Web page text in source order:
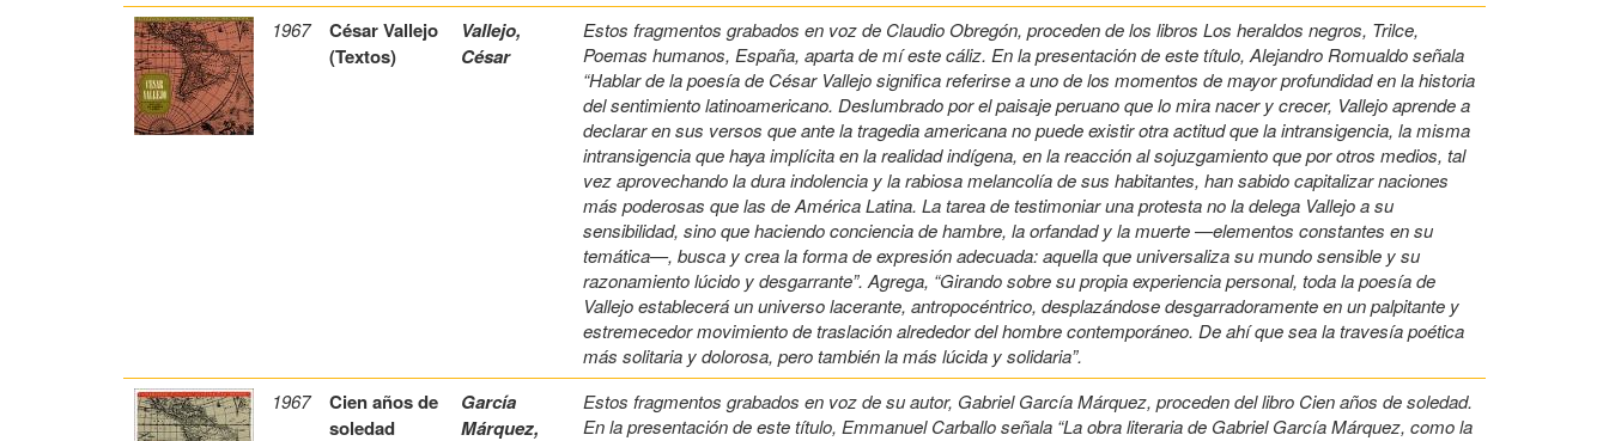
1967
César Vallejo
(Textos)
Vallejo,
César
Estos fragmentos grabados en voz de Claudio Obregón, proceden de los libros Los heraldos negros, Trilce,
Poemas humanos, España, aparta de mí este cáliz. En la presentación de este título, Alejandro Romualdo señala
“Hablar de la poesía de César Vallejo significa referirse a uno de los momentos de mayor profundidad en la historia
del sentimiento latinoamericano. Deslumbrado por el paisaje peruano que lo mira nacer y crecer, Vallejo aprende a
declarar en sus versos que ante la tragedia americana no puede existir otra actitud que la intransigencia, la misma
intransigencia que haya implícita en la realidad indígena, en la reacción al sojuzgamiento que por otros medios, tal
vez aprovechando la dura indolencia y la rabiosa melancolía de sus habitantes, han sabido capitalizar naciones
más poderosas que las de América Latina. La tarea de testimoniar una protesta no la delega Vallejo a su
sensibilidad, sino que haciendo conciencia de hambre, la orfandad y la muerte —elementos constantes en su
temática—, busca y crea la forma de expresión adecuada: aquella que universaliza su mundo sensible y su
razonamiento lúcido y desgarrante”. Agrega, “Girando sobre su propia experiencia personal, toda la poesía de
Vallejo establecerá un universo lacerante, antropocéntrico, desplazándose desgarradoramente en un palpitante y
estremecedor movimiento de traslación alrededor del hombre contemporáneo. De ahí que sea la travesía poética
más solitaria y dolorosa, pero también la más lúcida y solidaria”.
1967
Cien años de
soledad
García
Márquez,
Estos fragmentos grabados en voz de su autor, Gabriel García Márquez, proceden del libro Cien años de soledad.
En la presentación de este título, Emmanuel Carballo señala “La obra literaria de Gabriel García Márquez, como la